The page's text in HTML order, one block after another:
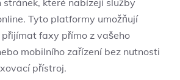
které nabízejí služby
Tyto platformy umožňují
faxy přímo z vašeho
mobilního zařízení bez nutnosti
přístroj.